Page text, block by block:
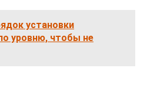
установки
уровню, чтобы не